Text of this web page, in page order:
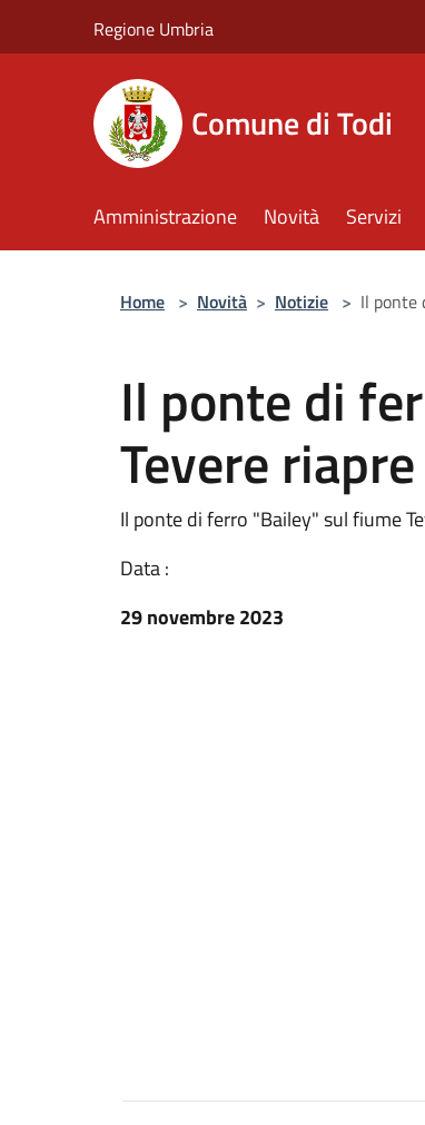
Regione Umbria
Comune di Todi
Amministrazione Novità Servizi
Home > Novità > Notizie > Il ponte
Il ponte di
Tevere
Il ponte di ferro "Bailey" sul fiume
Data :
29 novembre 2023